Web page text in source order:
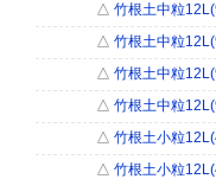
△ 竹根土中粒
△ 竹根土中粒
△ 竹根土中粒
△ 竹根土中粒
△ 竹根土小粒
△ 竹根土小粒